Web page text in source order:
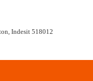
Indesit 518012